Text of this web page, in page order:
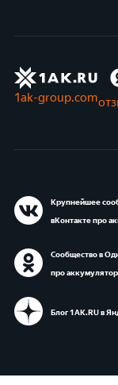
1ak-group.com
Крупнейшее
вКонтакте про
Сообщество в
про
Блог 1АК.RU в